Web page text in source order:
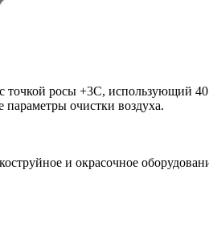
точкой росы +3С, использующий
очистки воздуха.
и окрасочное